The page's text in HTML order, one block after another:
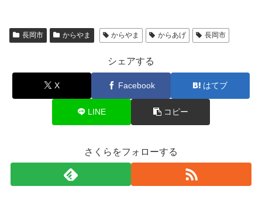
長岡市 からやま からやま からあげ 長岡市
シェアする
X Facebook はてブ
LINE コピー
さくらをフォローする